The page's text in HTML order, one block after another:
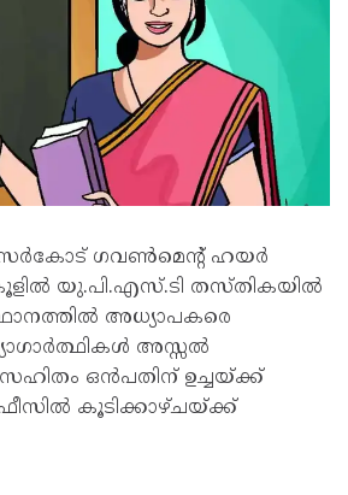
ഗവൺമെന്റ് ഹയർ
യു.പി.എസ്.ടി തസ്തികയിൽ
അധ്യാപകരെ
അസ്സൽ
സഹിതം ഒൻപതിന് ഉച്ചയ്ക്ക്
കൂടിക്കാഴ്ചയ്ക്ക്